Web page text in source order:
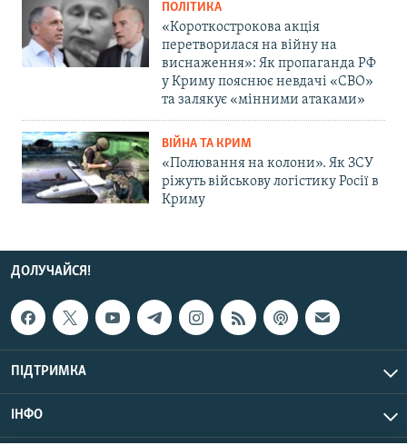
ПОЛІТИКА
«Короткострокова акція
перетворилася на війну на
виснаження»: Як пропаганда РФ
у Криму пояснює невдачі «СВО»
та залякує «мінними атаками»
ВІЙНА ТА КРИМ
«Полювання на колони». Як ЗСУ
ріжуть військову логістику Росії в
Криму
ДОЛУЧАЙСЯ!
ПІДТРИМКА
ІНФО